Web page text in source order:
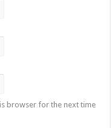
browser for the next time